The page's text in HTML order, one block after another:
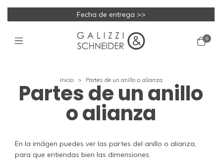
Fecha de entrega >>
0
Inicio > Partes de un anillo o alianza
Partes de un anillo
o alianza
En la imágen puedes ver las partes del anillo o alianza,
para que entiendas bien las dimensiones.